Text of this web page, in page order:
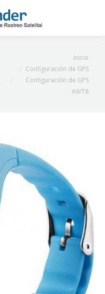
Inicio
Configuración de GPS
Configuración de GPS
A6/T8